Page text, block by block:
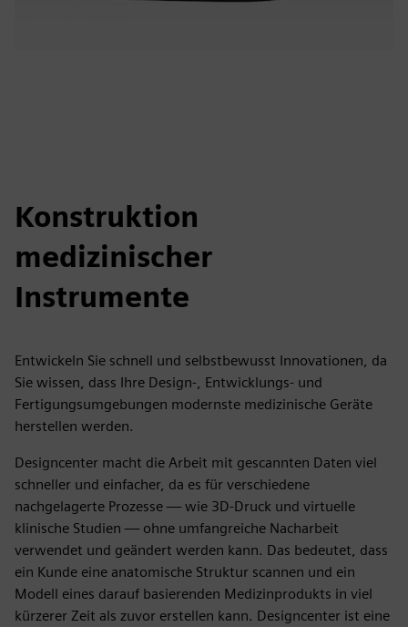
Konstruktion
medizinischer
Instrumente
Entwickeln Sie schnell und selbstbewusst Innovationen, da
Sie wissen, dass Ihre Design-, Entwicklungs- und
Fertigungsumgebungen modernste medizinische Geräte
herstellen werden.
Designcenter macht die Arbeit mit gescannten Daten viel
schneller und einfacher, da es für verschiedene
nachgelagerte Prozesse — wie 3D-Druck und virtuelle
klinische Studien — ohne umfangreiche Nacharbeit
verwendet und geändert werden kann. Das bedeutet, dass
ein Kunde eine anatomische Struktur scannen und ein
Modell eines darauf basierenden Medizinprodukts in viel
kürzerer Zeit als zuvor erstellen kann. Designcenter ist eine